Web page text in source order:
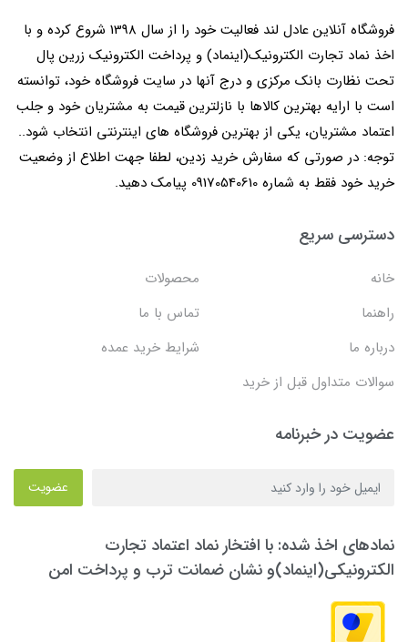
فروشگاه آنلاین عادل لند فعالیت خود را از سال 1398 شروع کرده و با
اخذ نماد تجارت الکترونیک(اینماد) و پرداخت الکترونیک زرین پال
تحت نظارت بانک مرکزی و درج آنها در سایت فروشگاه خود، توانسته
است با ارایه بهترین کالاها با نازلترین قیمت به مشتریان خود و جلب
اعتماد مشتریان، یکی از بهترین فروشگاه های اینترنتی انتخاب شود..
توجه: در صورتی که سفارش خرید زدین، لطفا جهت اطلاع از وضعیت
خرید خود فقط به شماره 09170540610 پیامک دهید.
دسترسی سریع
خانه
محصولات
راهنما
تماس با ما
درباره ما
شرایط خرید عمده
سوالات متداول قبل از خرید
عضویت در خبرنامه
عضویت
نمادهای اخذ شده: با افتخار نماد اعتماد تجارت
الکترونیکی(اینماد)و نشان ضمانت ترب و پرداخت امن